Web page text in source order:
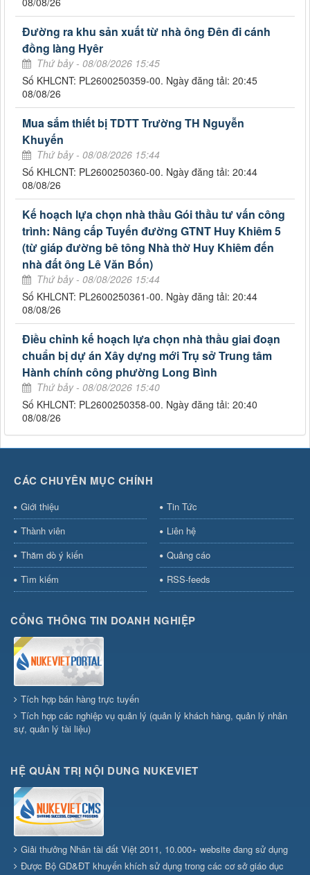
Đường ra khu sản xuất từ nhà ông Đên đi cánh
đồng làng Hyêr
Thứ bảy - 08/08/2026 15:45
Số KHLCNT: PL2600250359-00. Ngày đăng tải: 20:45
08/08/26
Mua sắm thiết bị TDTT Trường TH Nguyễn
Khuyến
Thứ bảy - 08/08/2026 15:44
Số KHLCNT: PL2600250360-00. Ngày đăng tải: 20:44
08/08/26
Kế hoạch lựa chọn nhà thầu Gói thầu tư vấn công
trình: Nâng cấp Tuyến đường GTNT Huy Khiêm 5
(từ giáp đường bê tông Nhà thờ Huy Khiêm đến
nhà đất ông Lê Văn Bốn)
Thứ bảy - 08/08/2026 15:44
Số KHLCNT: PL2600250361-00. Ngày đăng tải: 20:44
08/08/26
Điều chỉnh kế hoạch lựa chọn nhà thầu giai đoạn
chuẩn bị dự án Xây dựng mới Trụ sở Trung tâm
Hành chính công phường Long Bình
Thứ bảy - 08/08/2026 15:40
Số KHLCNT: PL2600250358-00. Ngày đăng tải: 20:40
08/08/26
CÁC CHUYÊN MỤC CHÍNH
Giới thiệu
Tin Tức
Thành viên
Liên hệ
Thăm dò ý kiến
Quảng cáo
Tìm kiếm
RSS-feeds
CỔNG THÔNG TIN DOANH NGHIỆP
Tích hợp bán hàng trực tuyến
Tích hợp các nghiệp vụ quản lý (quản lý khách hàng, quản lý nhân
sự, quản lý tài liệu)
HỆ QUẢN TRỊ NỘI DUNG NUKEVIET
Giải thưởng Nhân tài đất Việt 2011, 10.000+ website đang sử dụng
Được Bộ GD&ĐT khuyến khích sử dụng trong các cơ sở giáo dục